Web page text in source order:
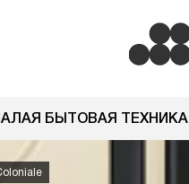
БЫТОВАЯ ТЕХНИКА